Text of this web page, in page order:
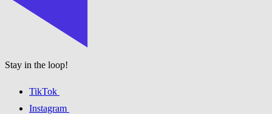
Stay in the loop!
TikTok
Instagram